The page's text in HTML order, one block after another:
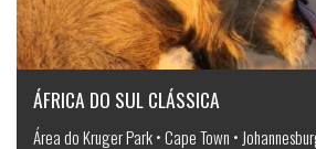
ÁFRICA DO SUL CLÁSSICA
Área do Kruger Park • Cape Town •